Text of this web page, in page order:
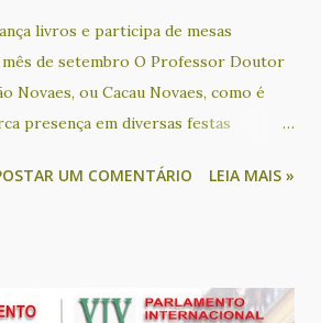
livros e participa de mesas
de setembro O Professor Doutor
Novaes, ou Cacau Novaes, como é
presença em diversas festas
para participar em uma mesa
o seu livro “Português afro-
UM COMENTÁRIO LEIA MAIS »